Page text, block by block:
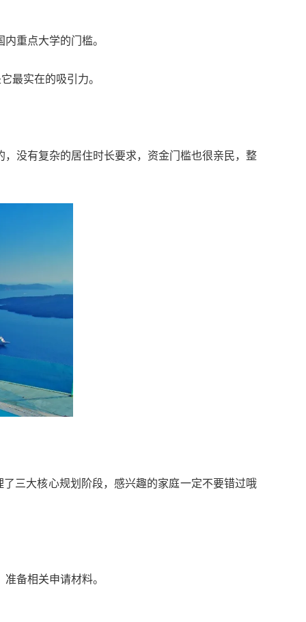
重点大学的门槛。
最实在的吸引力。
没有复杂的居住时长要求，资金门槛也很亲民，整
三大核心规划阶段，感兴趣的家庭一定不要错过哦
备相关申请材料。